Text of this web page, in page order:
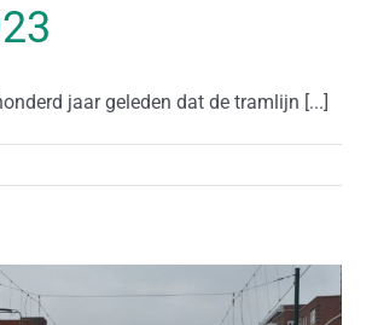
jaar geleden dat de tramlijn [...]